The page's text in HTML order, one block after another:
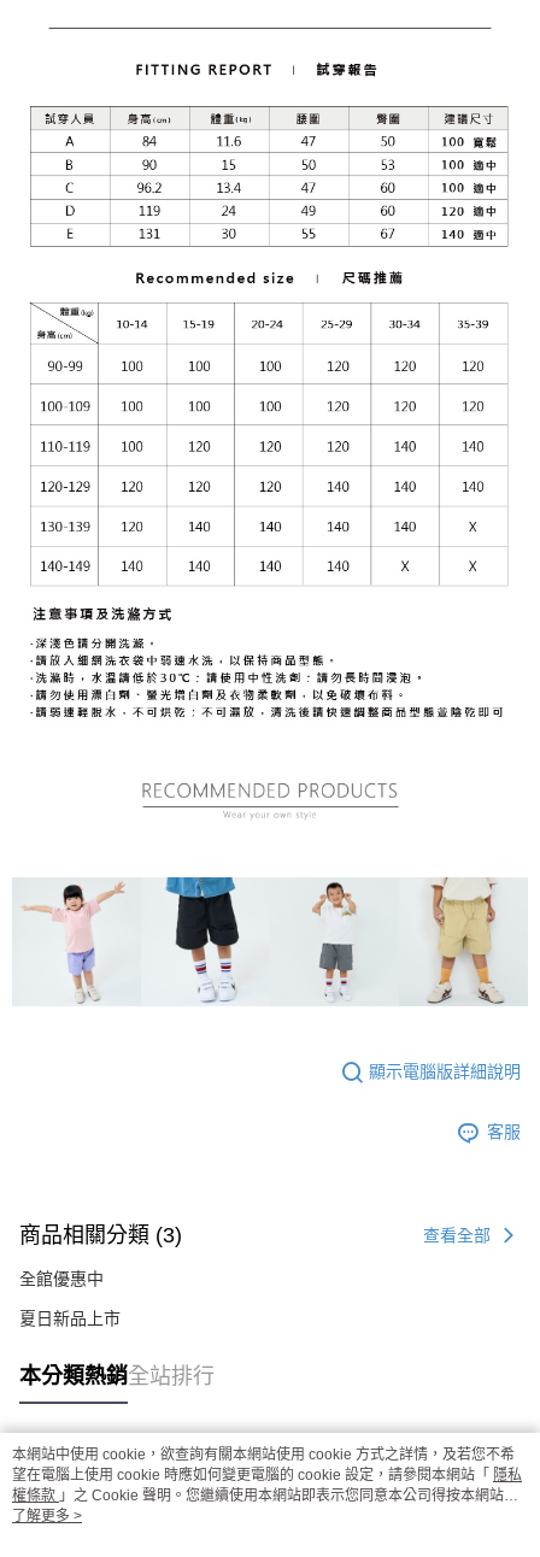
顯示電腦版詳細說明
客服
商品相關分類 (3) 查看全部
全館優惠中
夏日新品上市
本分類熱銷全站排行
熱門標籤
本網站中使用 cookie，欲查詢有關本網站使用 cookie 方式之詳情，及若您不希
望在電腦上使用 cookie 時應如何變更電腦的 cookie 設定，請參閱本網站「 隱私
權條款 」之 Cookie 聲明。您繼續使用本網站即表示您同意本公司得按本網站使
用條款之 Cookie 聲明使用 cookie。
了解更多 >